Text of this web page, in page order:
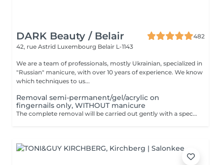
DARK Beauty / Belair
482
42, rue Astrid Luxembourg Belair L-1143
We are a team of professionals, mostly Ukrainian, specialized in
"Russian" manicure, with over 10 years of experience. We know
which techniques to us...
Removal semi-permanent/gel/acrylic on
fingernails only, WITHOUT manicure
The complete removal will be carried out gently with a special nail drill bit. Included in the service : Shape and file nails.